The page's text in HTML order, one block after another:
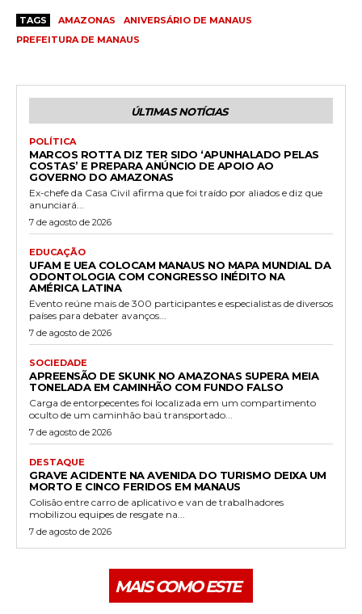
TAGS AMAZONAS
ANIVERSÁRIO DE MANAUS
PREFEITURA DE MANAUS
ÚLTIMAS NOTÍCIAS
POLÍTICA
MARCOS ROTTA DIZ TER SIDO ‘APUNHALADO PELAS
COSTAS’ E PREPARA ANÚNCIO DE APOIO AO
GOVERNO DO AMAZONAS
Ex-chefe da Casa Civil afirma que foi traído por aliados e diz que
anunciará...
7 de agosto de 2026
EDUCAÇÃO
UFAM E UEA COLOCAM MANAUS NO MAPA MUNDIAL DA
ODONTOLOGIA COM CONGRESSO INÉDITO NA
AMÉRICA LATINA
Evento reúne mais de 300 participantes e especialistas de diversos
países para debater avanços...
7 de agosto de 2026
SOCIEDADE
APREENSÃO DE SKUNK NO AMAZONAS SUPERA MEIA
TONELADA EM CAMINHÃO COM FUNDO FALSO
Carga de entorpecentes foi localizada em um compartimento
oculto de um caminhão baú transportado...
7 de agosto de 2026
DESTAQUE
GRAVE ACIDENTE NA AVENIDA DO TURISMO DEIXA UM
MORTO E CINCO FERIDOS EM MANAUS
Colisão entre carro de aplicativo e van de trabalhadores
mobilizou equipes de resgate na...
7 de agosto de 2026
MAIS COMO ESTE